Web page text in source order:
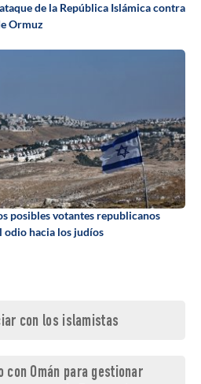
de la República Islámica contra
Ormuz
posibles votantes republicanos
odio hacia los judíos
con los islamistas
con Omán para gestionar